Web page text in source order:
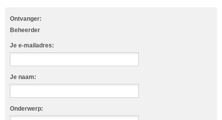
Ontvanger:
Beheerder
Je e-mailadres:
Je naam:
Onderwerp: